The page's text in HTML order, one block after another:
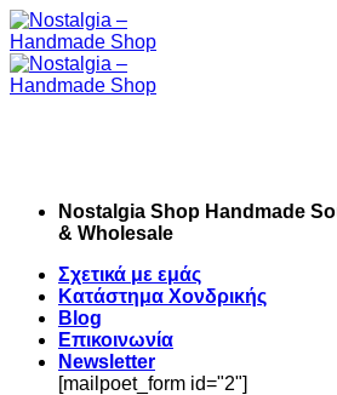
Skip
to
content
Nostalgia Shop Handmade
& Wholesale
Σχετικά με εμάς
Κατάστημα Χονδρικής
Blog
Επικοινωνία
Newsletter
[mailpoet_form id="2"]